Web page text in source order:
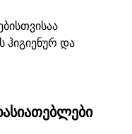
ჰიგიენურ და